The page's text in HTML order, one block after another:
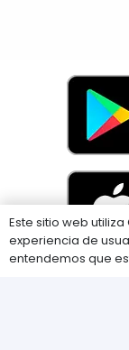
Este sitio web
experiencia de
entendemos que